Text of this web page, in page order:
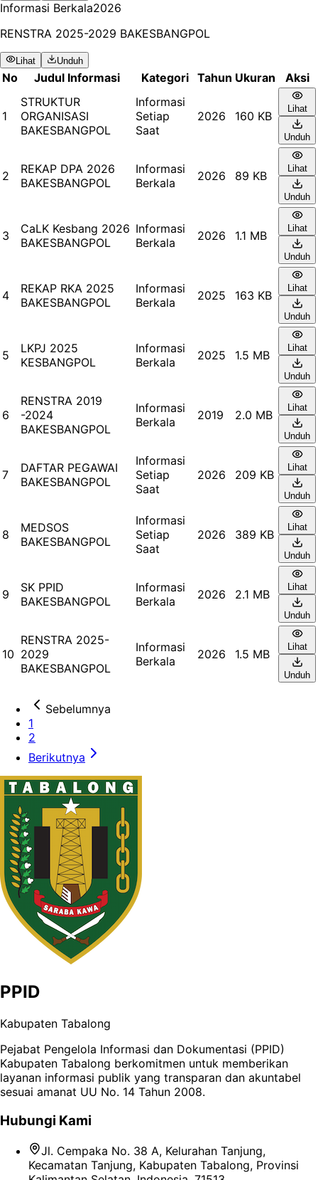
Informasi Berkala2026
RENSTRA 2025-2029 BAKESBANGPOL
Lihat Unduh
No Judul Informasi Kategori Tahun Ukuran Aksi
1
STRUKTUR
ORGANISASI
BAKESBANGPOL
Informasi
Setiap
Saat
2026 160 KB
Lihat
Unduh
2
REKAP DPA 2026
BAKESBANGPOL
Informasi
Berkala
2026 89 KB
Lihat
Unduh
3
CaLK Kesbang 2026
BAKESBANGPOL
Informasi
Berkala
2026 1.1 MB
Lihat
Unduh
4
REKAP RKA 2025
BAKESBANGPOL
Informasi
Berkala
2025 163 KB
Lihat
Unduh
5
LKPJ 2025
KESBANGPOL
Informasi
Berkala
2025 1.5 MB
Lihat
Unduh
6
RENSTRA 2019
-2024
BAKESBANGPOL
Informasi
Berkala
2019 2.0 MB
Lihat
Unduh
7
DAFTAR PEGAWAI
BAKESBANGPOL
Informasi
Setiap
Saat
2026 209 KB
Lihat
Unduh
8
MEDSOS
BAKESBANGPOL
Informasi
Setiap
Saat
2026 389 KB
Lihat
Unduh
9
SK PPID
BAKESBANGPOL
Informasi
Berkala
2026 2.1 MB
Lihat
Unduh
10
RENSTRA 2025-
2029
BAKESBANGPOL
Informasi
Berkala
2026 1.5 MB
Lihat
Unduh
Sebelumnya
1
2
Berikutnya
PPID
Kabupaten Tabalong
Pejabat Pengelola Informasi dan Dokumentasi (PPID)
Kabupaten Tabalong berkomitmen untuk memberikan
layanan informasi publik yang transparan dan akuntabel
sesuai amanat UU No. 14 Tahun 2008.
Hubungi Kami
Jl. Cempaka No. 38 A, Kelurahan Tanjung,
Kecamatan Tanjung, Kabupaten Tabalong, Provinsi